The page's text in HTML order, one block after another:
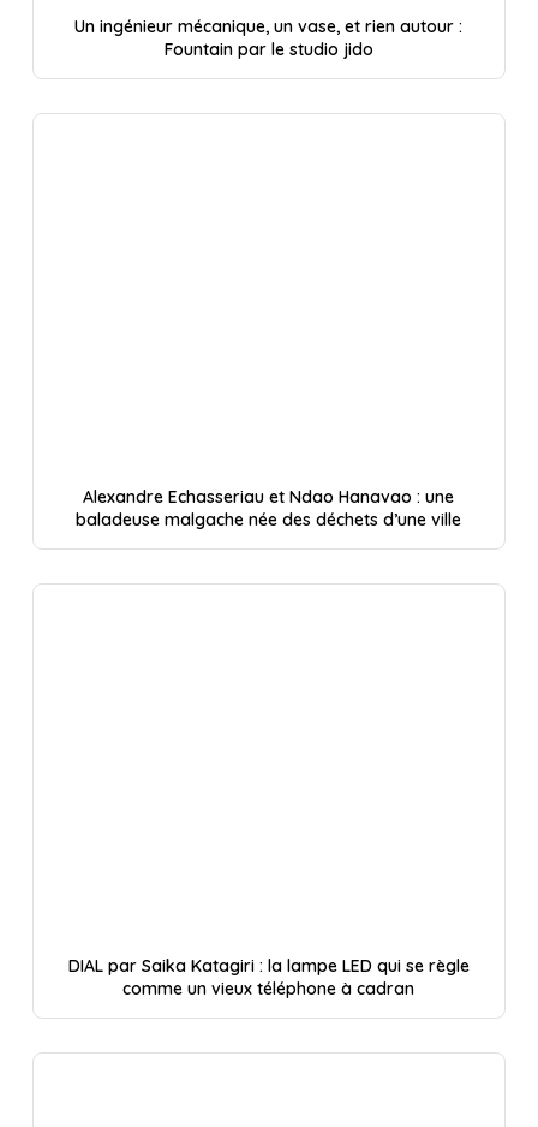
Un ingénieur mécanique, un vase, et rien autour :
Fountain par le studio jido
Alexandre Echasseriau et Ndao Hanavao : une
baladeuse malgache née des déchets d’une ville
DIAL par Saika Katagiri : la lampe LED qui se règle
comme un vieux téléphone à cadran